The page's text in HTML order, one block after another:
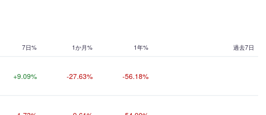
7日% 1か月% 1年% 過去7日
+9.09% -27.63% -56.18%